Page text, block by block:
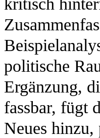
politische
Ergänzung,
fassbar, fügt
Neues hinzu,